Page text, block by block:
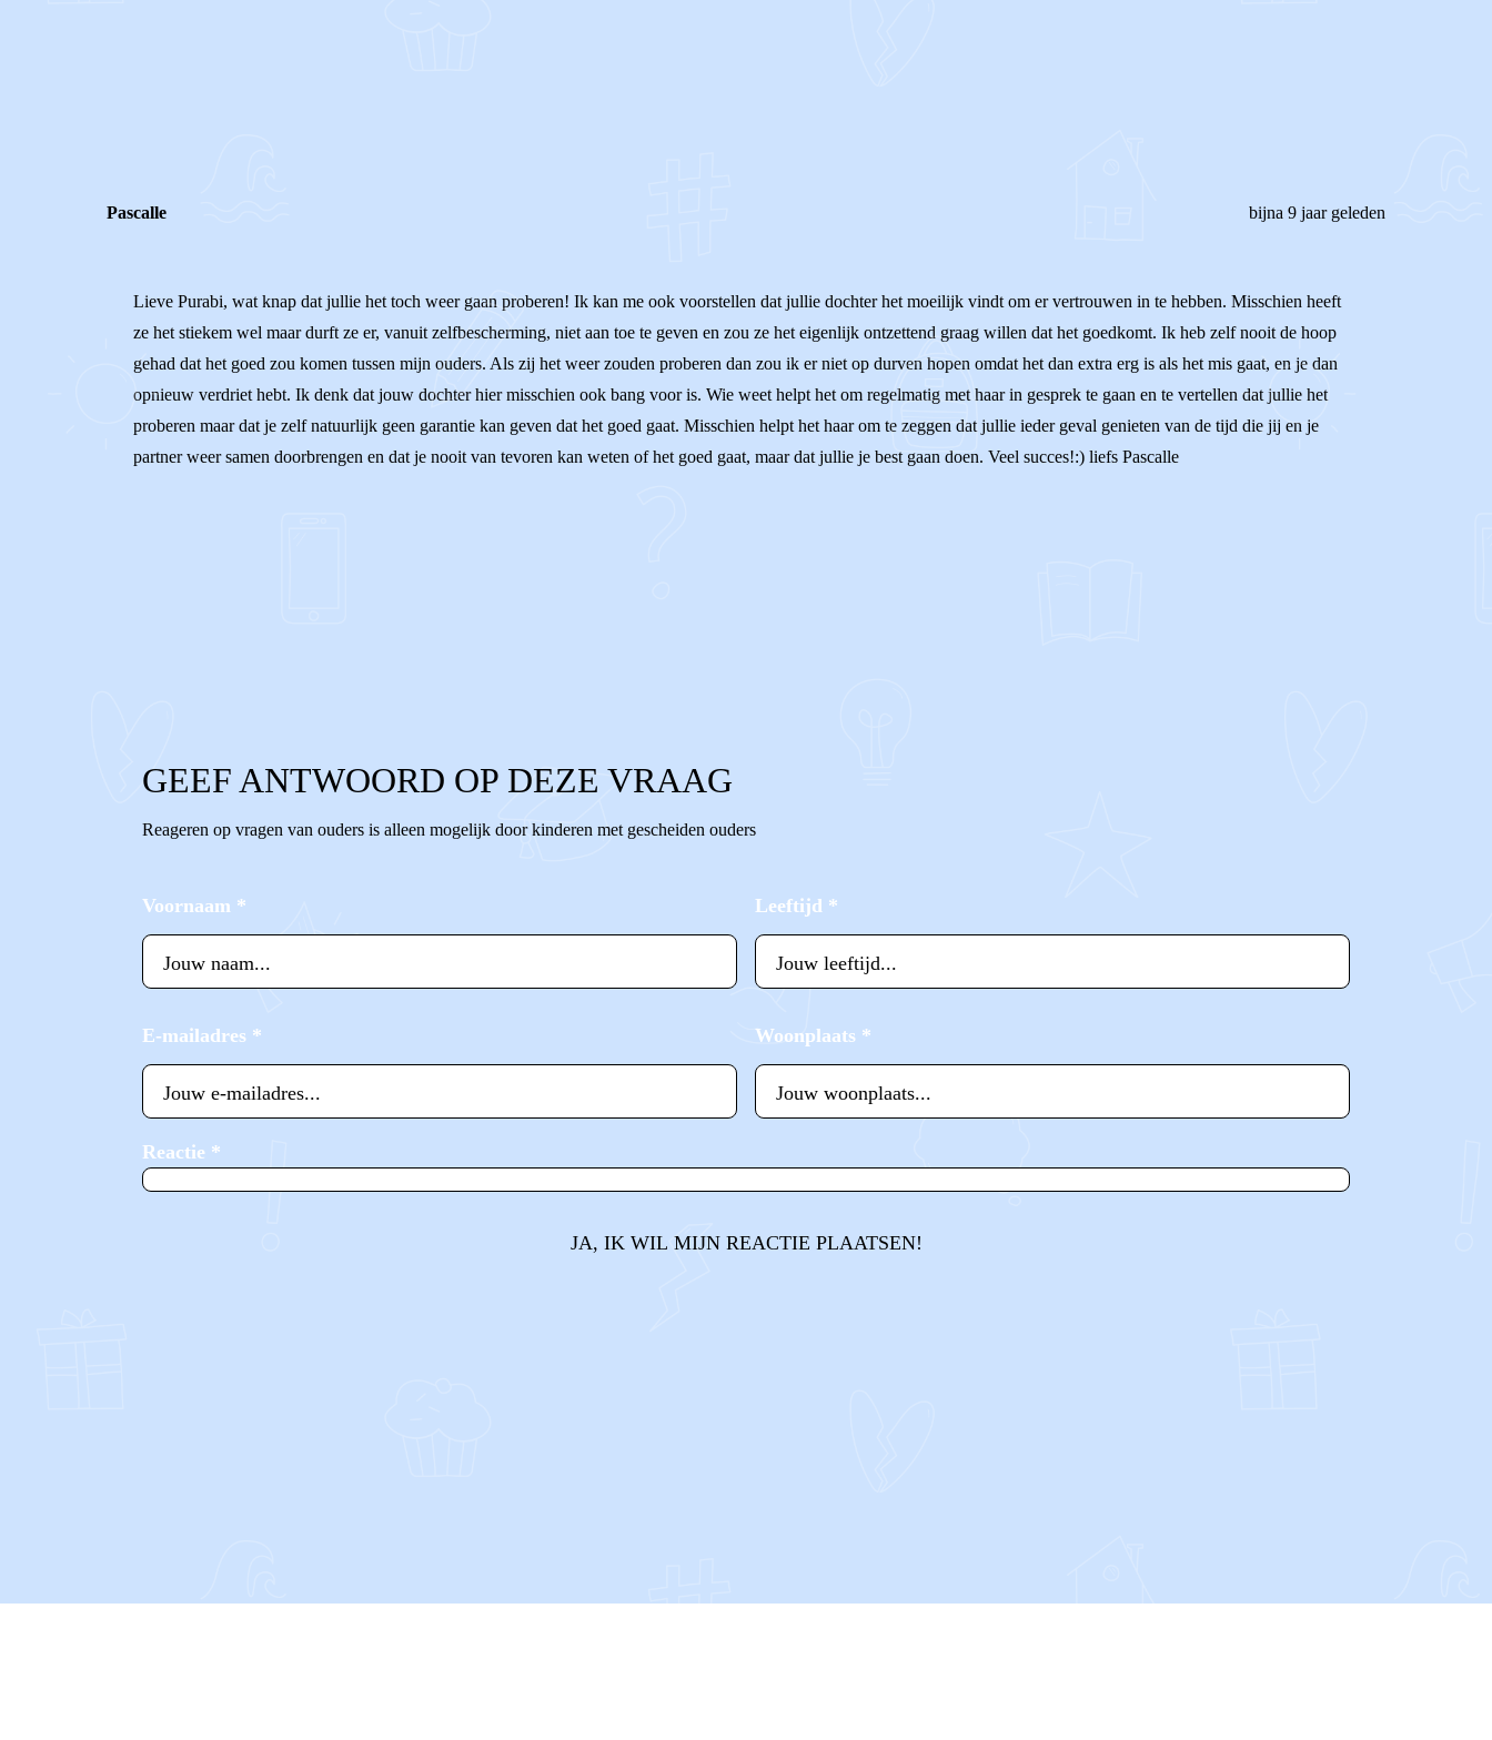
Pascalle bijna 9 jaar geleden
Lieve Purabi, wat knap dat jullie het toch weer gaan proberen! Ik kan me ook voorstellen dat jullie dochter het moeilijk vindt om er vertrouwen in te hebben. Misschien heeft
ze het stiekem wel maar durft ze er, vanuit zelfbescherming, niet aan toe te geven en zou ze het eigenlijk ontzettend graag willen dat het goedkomt. Ik heb zelf nooit de hoop
gehad dat het goed zou komen tussen mijn ouders. Als zij het weer zouden proberen dan zou ik er niet op durven hopen omdat het dan extra erg is als het mis gaat, en je dan
opnieuw verdriet hebt. Ik denk dat jouw dochter hier misschien ook bang voor is. Wie weet helpt het om regelmatig met haar in gesprek te gaan en te vertellen dat jullie het
proberen maar dat je zelf natuurlijk geen garantie kan geven dat het goed gaat. Misschien helpt het haar om te zeggen dat jullie ieder geval genieten van de tijd die jij en je
partner weer samen doorbrengen en dat je nooit van tevoren kan weten of het goed gaat, maar dat jullie je best gaan doen. Veel succes!:) liefs Pascalle
GEEF ANTWOORD OP DEZE VRAAG
Reageren op vragen van ouders is alleen mogelijk door kinderen met gescheiden ouders
Voornaam * Leeftijd *
E-mailadres * Woonplaats *
Reactie *
JA, IK WIL MIJN REACTIE PLAATSEN!